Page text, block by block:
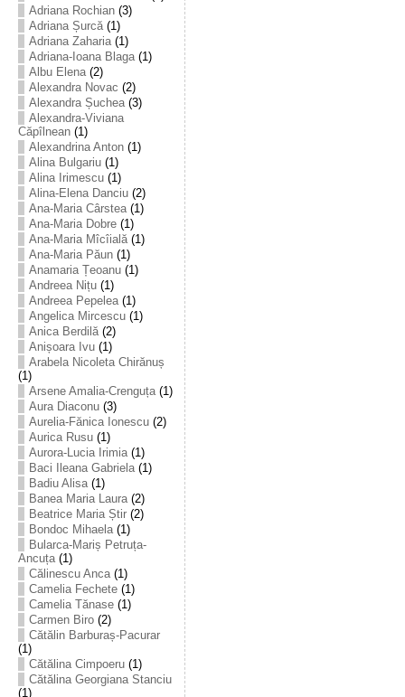
Adriana Rochian(3)
Adriana Șurcă(1)
Adriana Zaharia(1)
Adriana-Ioana Blaga(1)
Albu Elena(2)
Alexandra Novac (2)
Alexandra Șuchea(3)
Alexandra-Viviana
Căpîlnean(1)
Alexandrina Anton(1)
Alina Bulgariu(1)
Alina Irimescu(1)
Alina-Elena Danciu(2)
Ana-Maria Cârstea(1)
Ana-Maria Dobre(1)
Ana-Maria Mîcîială(1)
Ana-Maria Păun(1)
Anamaria Țeoanu(1)
Andreea Nițu(1)
Andreea Pepelea(1)
Angelica Mircescu(1)
Anica Berdilă(2)
Anișoara Ivu(1)
Arabela Nicoleta Chirănuș
(1)
Arsene Amalia-Crenguța(1)
Aura Diaconu(3)
Aurelia-Fănica Ionescu(2)
Aurica Rusu(1)
Aurora-Lucia Irimia(1)
Baci Ileana Gabriela(1)
Badiu Alisa(1)
Banea Maria Laura(2)
Beatrice Maria Știr(2)
Bondoc Mihaela(1)
Bularca-Mariș Petruța-
Ancuța(1)
Călinescu Anca(1)
Camelia Fechete(1)
Camelia Tănase(1)
Carmen Biro(2)
Cătălin Barburaș-Pacurar
(1)
Cătălina Cimpoeru(1)
Cătălina Georgiana Stanciu
(1)